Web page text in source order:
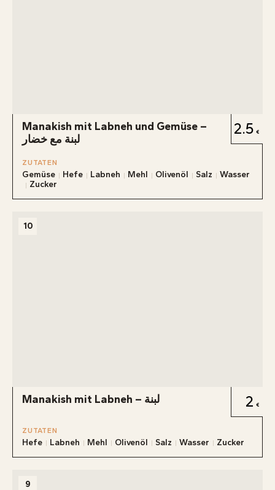
Manakish mit Labneh und Gemüse –
لبنة مع خضار
2.5
ZUTATEN
Gemüse Hefe Labneh Mehl Olivenöl Salz
Wasser
Zucker
10
Manakish mit Labneh – لبنة 2
ZUTATEN
Hefe Labneh Mehl Olivenöl Salz Wasser Zucker
9